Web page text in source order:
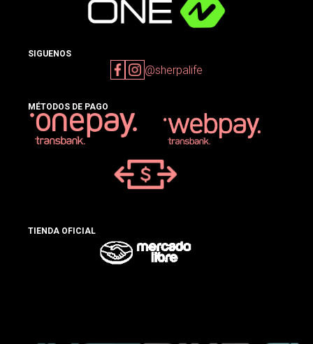
SIGUENOS
@sherpalife
MÉTODOS DE PAGO
TIENDA OFICIAL